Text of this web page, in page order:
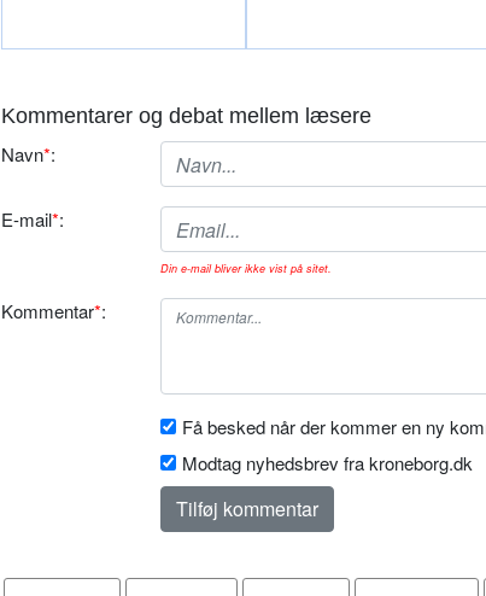
Kommentarer og debat mellem læsere
Navn*:
E-mail*:
Din e-mail bliver ikke vist på sitet.
Kommentar*:
Få besked når der kommer en ny
Modtag nyhedsbrev fra kroneborg.dk